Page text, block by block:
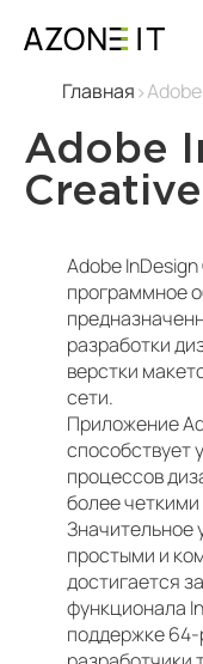
Главная
Adobe
Adobe
программное
разработки
верстки
сети.
Приложение
способствует
процессов
более
Значительное
простыми и
достигается
функционала
поддержке